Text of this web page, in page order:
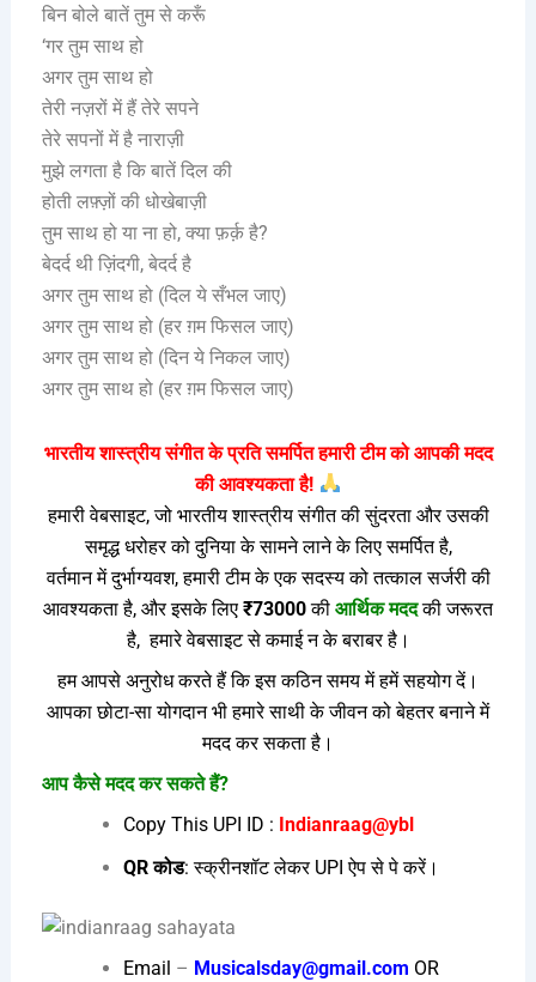
बिन बोले बातें तुम से करूँ
‘गर तुम साथ हो
अगर तुम साथ हो
तेरी नज़रों में हैं तेरे सपने
तेरे सपनों में है नाराज़ी
मुझे लगता है कि बातें दिल की
होती लफ़्ज़ों की धोखेबाज़ी
तुम साथ हो या ना हो, क्या फ़र्क़ है?
बेदर्द थी ज़िंदगी, बेदर्द है
अगर तुम साथ हो (दिल ये सँभल जाए)
अगर तुम साथ हो (हर ग़म फिसल जाए)
अगर तुम साथ हो (दिन ये निकल जाए)
अगर तुम साथ हो (हर ग़म फिसल जाए)
भारतीय शास्त्रीय संगीत के प्रति समर्पित हमारी टीम को आपकी मदद
की आवश्यकता है!
हमारी वेबसाइट, जो भारतीय शास्त्रीय संगीत की सुंदरता और उसकी
समृद्ध धरोहर को दुनिया के सामने लाने के लिए समर्पित है,
वर्तमान में दुर्भाग्यवश, हमारी टीम के एक सदस्य को तत्काल सर्जरी की
आवश्यकता है, और इसके लिए ₹73000की आर्थिक मददकी जरूरत
है, हमारे वेबसाइट से कमाई न के बराबर है।
हम आपसे अनुरोध करते हैं कि इस कठिन समय में हमें सहयोग दें।
आपका छोटा-सा योगदान भी हमारे साथी के जीवन को बेहतर बनाने में
मदद कर सकता है।
आप कैसे मदद कर सकते हैं?
Copy This UPI ID : Indianraag@ybl
QR कोड: स्क्रीनशॉट लेकर UPI ऐप से पे करें।
Email – Musicalsday@gmail.com OR